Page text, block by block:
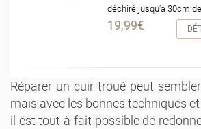
déchiré jusqu'à 30cm
19,99€
Réparer un cuir troué peut
mais avec les bonnes techniques
il est tout à fait possible de